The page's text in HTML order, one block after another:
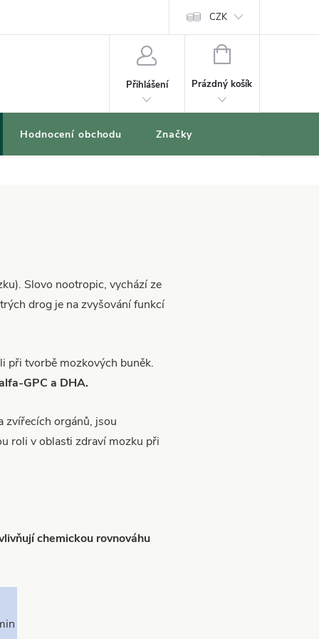
CZK
Přihlášení
NÁKUPNÍ
Prázdný košík
Hodnocení obchodu Značky
Slovo nootropic, vychází ze
drog je na zvyšování funkcí
při tvorbě mozkových buněk.
GPC a DHA.
zvířecích orgánů, jsou
roli v oblasti zdraví mozku při
chemickou rovnováhu